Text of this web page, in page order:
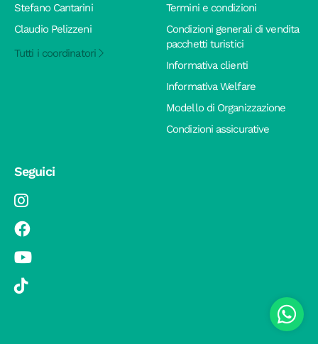
Stefano Cantarini
Claudio Pelizzeni
Tutti i coordinatori
Termini e condizioni
Condizioni generali di vendita
pacchetti turistici
Informativa clienti
Informativa Welfare
Modello di Organizzazione
Condizioni assicurative
Seguici